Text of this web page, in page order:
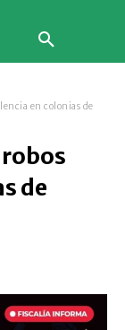
en colonias de
de